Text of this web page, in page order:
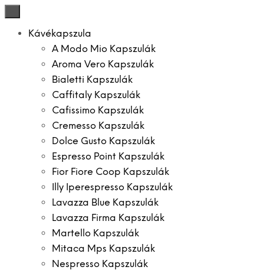
Kávékapszula
A Modo Mio Kapszulák
Aroma Vero Kapszulák
Bialetti Kapszulák
Caffitaly Kapszulák
Cafissimo Kapszulák
Cremesso Kapszulák
Dolce Gusto Kapszulák
Espresso Point Kapszulák
Fior Fiore Coop Kapszulák
Illy Iperespresso Kapszulák
Lavazza Blue Kapszulák
Lavazza Firma Kapszulák
Martello Kapszulák
Mitaca Mps Kapszulák
Nespresso Kapszulák